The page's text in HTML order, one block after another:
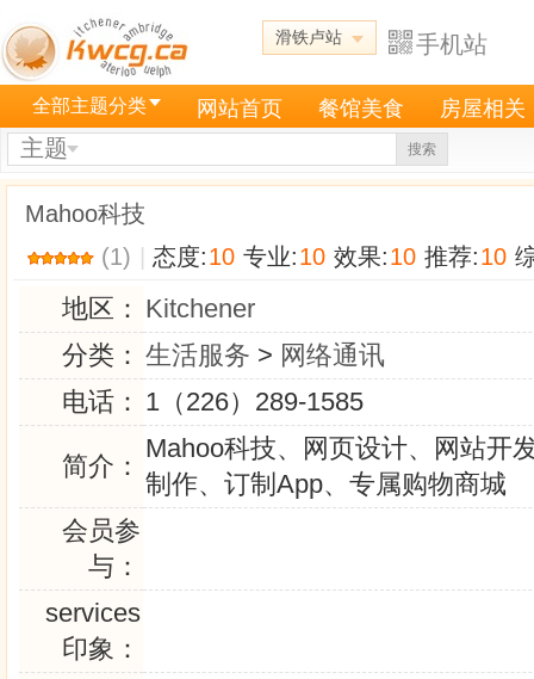
滑铁卢站 手机站
全部主题分类 网站首页 餐馆美食 房屋相关
主题 搜索
Mahoo科技
(1)
态度:10 专业:10 效果:10 推荐:10
地区： Kitchener
分类： 生活服务 > 网络通讯
电话： 1（226）289-1585
简介：
Mahoo科技、网页设计、网站开
制作、订制App、专属购物商城
会员参
与：
services
印象：